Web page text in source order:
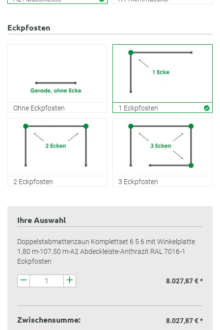
Eckpfosten
Ohne Eckpfosten 1 Eckpfosten
2 Eckpfosten 3 Eckpfosten
Ihre Auswahl
Doppelstabmattenzaun Komplettset 6 5 6 mit Winkelplatte
1,80 m-107,50 m-A2 Abdeckleiste-Anthrazit RAL 7016-1
Eckpfosten
8.027,87 € *
Zwischensumme: 8.027,87 €*